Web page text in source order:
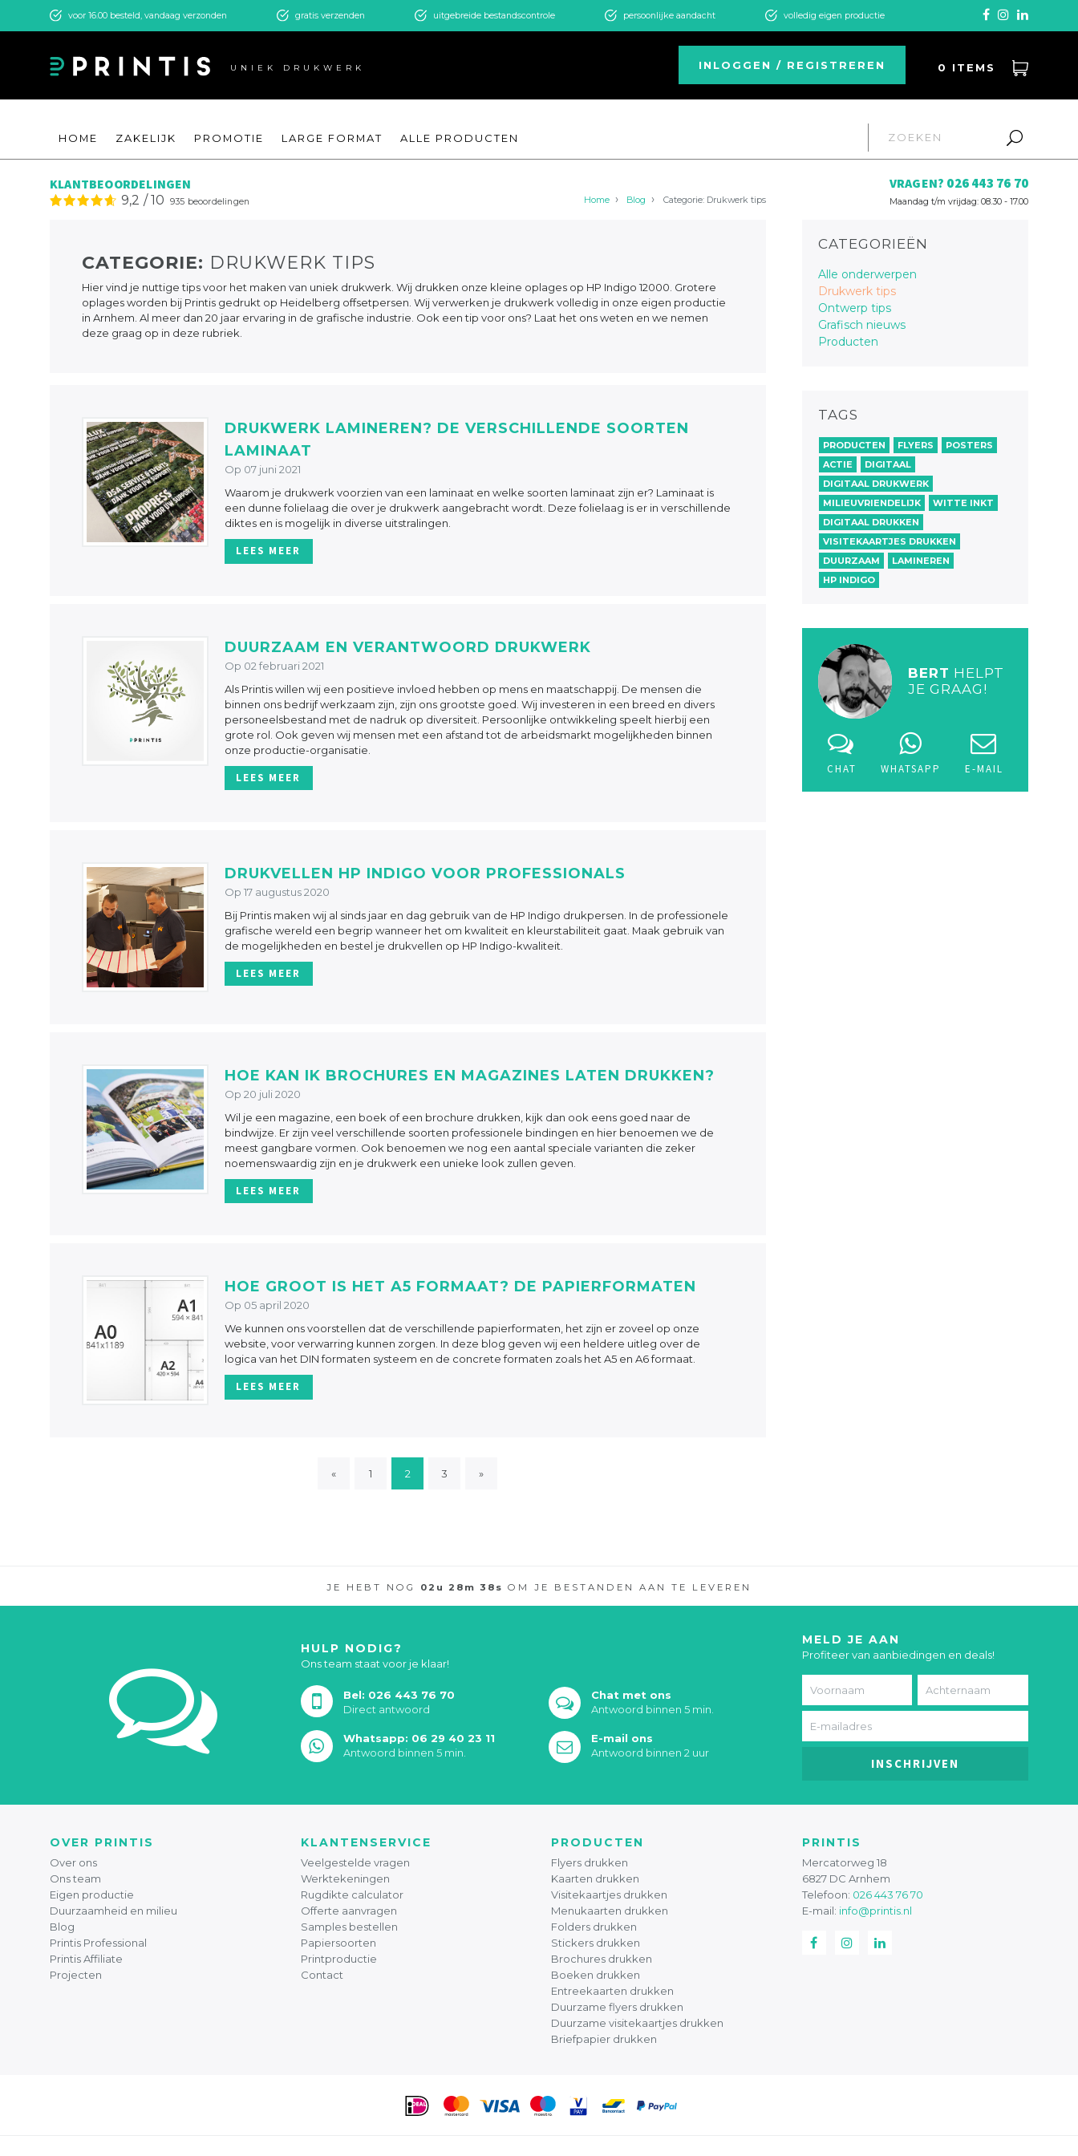
voor 16.00 besteld, vandaag verzonden gratis verzenden uitgebreide bestandscontrole persoonlijke aandacht volledig eigen productie
UNIEK DRUKWERK INLOGGEN / REGISTREREN 0 ITEMS
HOME ZAKELIJK PROMOTIE LARGE FORMAT ALLE PRODUCTEN
KLANTBEOORDELINGEN
9,2 /10 935 beoordelingen
VRAGEN? 026 443 76 70
Maandag t/m vrijdag: 08.30 - 17.00
Home Blog Categorie: Drukwerk tips
CATEGORIE: DRUKWERK TIPS
Hier vind je nuttige tips voor het maken van uniek drukwerk. Wij drukken onze kleine oplages op HP Indigo 12000. Grotere
oplages worden bij Printis gedrukt op Heidelberg offsetpersen. Wij verwerken je drukwerk volledig in onze eigen productie
in Arnhem. Al meer dan 20 jaar ervaring in de grafische industrie. Ook een tip voor ons? Laat het ons weten en we nemen
deze graag op in deze rubriek.
DRUKWERK LAMINEREN? DE VERSCHILLENDE SOORTEN
LAMINAAT
Op 07 juni 2021
Waarom je drukwerk voorzien van een laminaat en welke soorten laminaat zijn er? Laminaat is
een dunne folielaag die over je drukwerk aangebracht wordt. Deze folielaag is er in verschillende
diktes en is mogelijk in diverse uitstralingen.
LEES MEER
DUURZAAM EN VERANTWOORD DRUKWERK
Op 02 februari 2021
Als Printis willen wij een positieve invloed hebben op mens en maatschappij. De mensen die
binnen ons bedrijf werkzaam zijn, zijn ons grootste goed. Wij investeren in een breed en divers
personeelsbestand met de nadruk op diversiteit. Persoonlijke ontwikkeling speelt hierbij een
grote rol. Ook geven wij mensen met een afstand tot de arbeidsmarkt mogelijkheden binnen
onze productie-organisatie.
LEES MEER
DRUKVELLEN HP INDIGO VOOR PROFESSIONALS
Op 17 augustus 2020
Bij Printis maken wij al sinds jaar en dag gebruik van de HP Indigo drukpersen. In de professionele
grafische wereld een begrip wanneer het om kwaliteit en kleurstabiliteit gaat. Maak gebruik van
de mogelijkheden en bestel je drukvellen op HP Indigo-kwaliteit.
LEES MEER
HOE KAN IK BROCHURES EN MAGAZINES LATEN DRUKKEN?
Op 20 juli 2020
Wil je een magazine, een boek of een brochure drukken, kijk dan ook eens goed naar de
bindwijze. Er zijn veel verschillende soorten professionele bindingen en hier benoemen we de
meest gangbare vormen. Ook benoemen we nog een aantal speciale varianten die zeker
noemenswaardig zijn en je drukwerk een unieke look zullen geven.
LEES MEER
HOE GROOT IS HET A5 FORMAAT? DE PAPIERFORMATEN
Op 05 april 2020
We kunnen ons voorstellen dat de verschillende papierformaten, het zijn er zoveel op onze
website, voor verwarring kunnen zorgen. In deze blog geven wij een heldere uitleg over de
logica van het DIN formaten systeem en de concrete formaten zoals het A5 en A6 formaat.
LEES MEER
« 1 2 3 »
CATEGORIEËN
Alle onderwerpen
Drukwerk tips
Ontwerp tips
Grafisch nieuws
Producten
TAGS
PRODUCTEN FLYERS
POSTERS
ACTIE
DIGITAAL
DIGITAAL DRUKWERK
MILIEUVRIENDELIJK
WITTE INKT
DIGITAAL DRUKKEN
VISITEKAARTJES DRUKKEN
DUURZAAM
LAMINEREN
HP INDIGO
BERT HELPT
JE GRAAG!
CHAT WHATSAPP E-MAIL
JE HEBT NOG 02 u 28 m 38 s OM JE BESTANDEN AAN TE LEVEREN
HULP NODIG?
Ons team staat voor je klaar!
Bel: 026 443 76 70
Direct antwoord
Chat met ons
Antwoord binnen 5 min.
Whatsapp: 06 29 40 23 11
Antwoord binnen 5 min.
E-mail ons
Antwoord binnen 2 uur
MELD JE AAN
Profiteer van aanbiedingen en deals!
INSCHRIJVEN
OVER PRINTIS
Over ons
Ons team
Eigen productie
Duurzaamheid en milieu
Blog
Printis Professional
Printis Affiliate
Projecten
KLANTENSERVICE
Veelgestelde vragen
Werktekeningen
Rugdikte calculator
Offerte aanvragen
Samples bestellen
Papiersoorten
Printproductie
Contact
PRODUCTEN
Flyers drukken
Kaarten drukken
Visitekaartjes drukken
Menukaarten drukken
Folders drukken
Stickers drukken
Brochures drukken
Boeken drukken
Entreekaarten drukken
Duurzame flyers drukken
Duurzame visitekaartjes drukken
Briefpapier drukken
PRINTIS
Mercatorweg 18
6827 DC Arnhem
Telefoon: 026 443 76 70
E-mail: info@printis.nl